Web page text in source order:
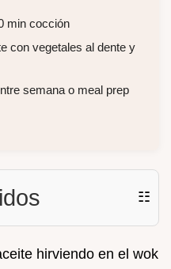
min cocción
con vegetales al dente y
semana o meal prep
☷
hirviendo en el wok